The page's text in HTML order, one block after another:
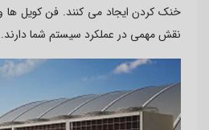
خنک کردن ایجاد می کنند. فن کویل ها
نقش مهمی در عملکرد سیستم شما دارند.